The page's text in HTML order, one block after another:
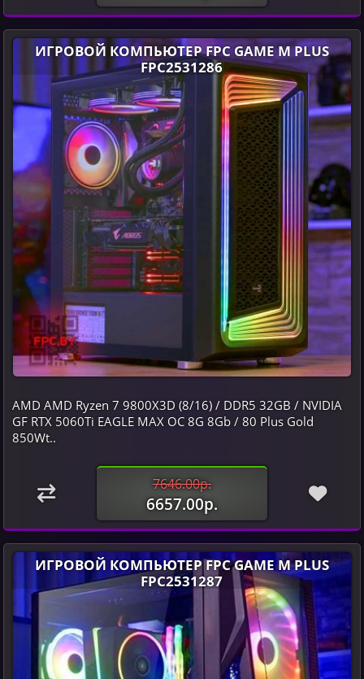
ИГРОВОЙ КОМПЬЮТЕР FPC GAME M PLUS
FPC2531286
AMD AMD Ryzen 7 9800X3D (8/16) / DDR5 32GB / NVIDIA
GF RTX 5060Ti EAGLE MAX OC 8G 8Gb / 80 Plus Gold
850Wt..
7646.00р.
6657.00р.
ИГРОВОЙ КОМПЬЮТЕР FPC GAME M PLUS
FPC2531287